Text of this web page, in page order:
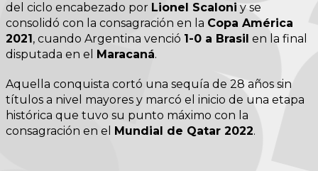
del ciclo encabezado por Lionel Scaloni y se
consolidó con la consagración en la Copa América
2021, cuando Argentina venció 1-0 a Brasil en la final
disputada en el Maracaná.
Aquella conquista cortó una sequía de 28 años sin
títulos a nivel mayores y marcó el inicio de una etapa
histórica que tuvo su punto máximo con la
consagración en el Mundial de Qatar 2022.